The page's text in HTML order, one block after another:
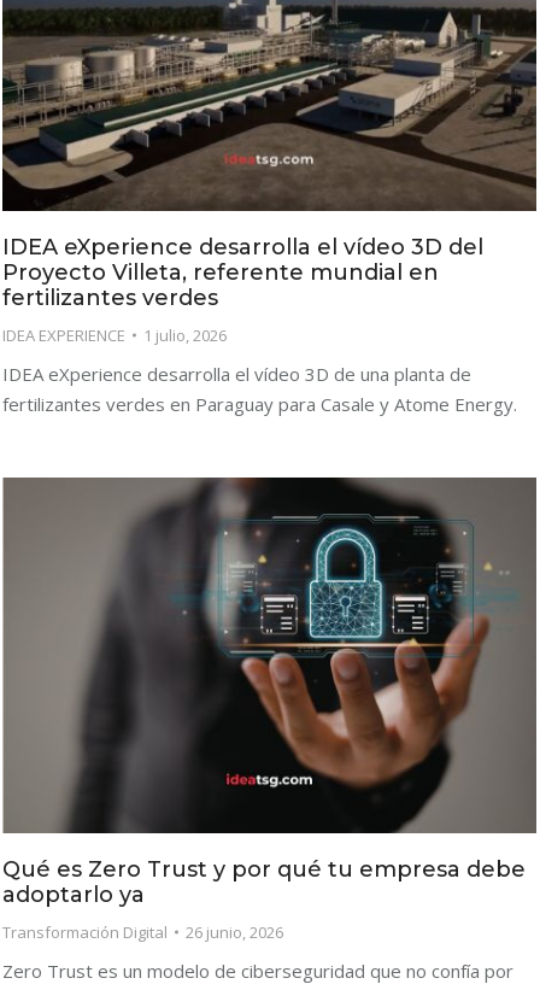
IDEA eXperience desarrolla el vídeo 3D del
Proyecto Villeta, referente mundial en
fertilizantes verdes
IDEA EXPERIENCE 1 julio, 2026
IDEA eXperience desarrolla el vídeo 3D de una planta de
fertilizantes verdes en Paraguay para Casale y Atome Energy.
Qué es Zero Trust y por qué tu empresa debe
adoptarlo ya
Transformación Digital 26 junio, 2026
Zero Trust es un modelo de ciberseguridad que no confía por